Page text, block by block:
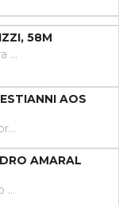
58M
Substituição Estoril, entra em campo Rafik Guitane substituindo Pizzi.
AOS
Oportunidade falhada por Gianluca Prestianni remate com o pé direito no coração da área. Assistência de Rafa.
AMARAL
Remate defendido junto ao lado inferior esquerdo da baliza. Pedro Amaral remate com o pé esquerdo do lado esquerdo da área. Assistência de André Lacximicant.